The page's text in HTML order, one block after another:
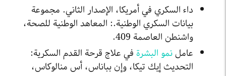
داء السكري في أمريكا، الإصدار الثاني. مجموعة
بيانات السكري الوطنية.: المعاهد الوطنية للصحة،
واشنطن العاصمة 409.
عاملنمو البشرة في علاج قرحة القدم السكرية:
التحديث إيك تيكا، وإن بباناس، أس منالوكاس،